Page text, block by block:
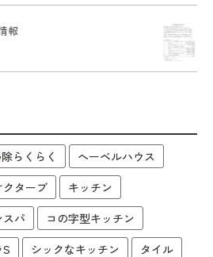
報
らくらく
へーベルハウス
クターブ
キッチン
スパ
コの字型キッチン
S シックなキッチン タイル